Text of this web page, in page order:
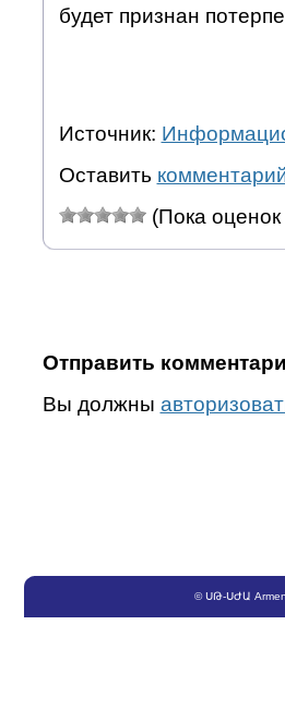
будет признан
Источник:
Оставить
(Пока оценок
Отправить
Вы должны
©ՍԹ-ՍԺԱ